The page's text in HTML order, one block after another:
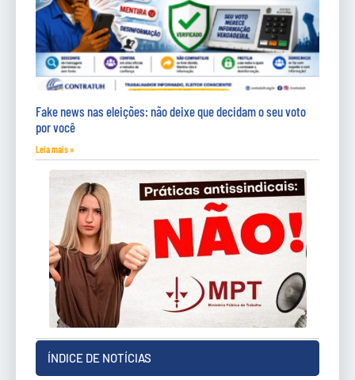
Fake news nas eleições: não deixe que decidam o seu voto
por você
Leia mais »
ÍNDICE DE NOTÍCIAS